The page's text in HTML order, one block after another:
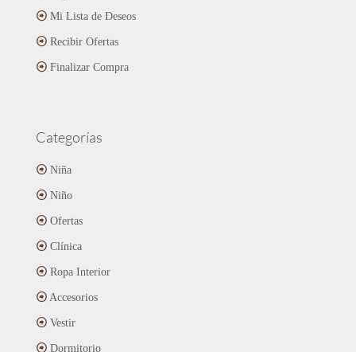
Mi Lista de Deseos
Recibir Ofertas
Finalizar Compra
Categorías
Niña
Niño
Ofertas
Clínica
Ropa Interior
Accesorios
Vestir
Dormitorio